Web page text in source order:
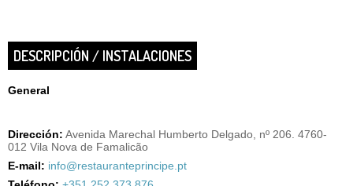
DESCRIPCIÓN / INSTALACIONES
General
Dirección: Avenida Marechal Humberto Delgado, nº 206. 4760-
012 Vila Nova de Famalicão
E-mail: info@restauranteprincipe.pt